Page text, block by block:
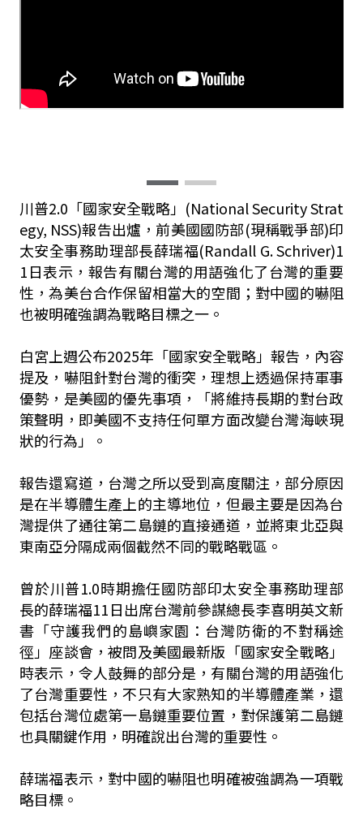
川普2.0「國家安全戰略」(National Security Strat
egy, NSS)報告出爐，前美國國防部(現稱戰爭部)印
太安全事務助理部長薛瑞福(Randall G. Schriver)1
1日表示，報告有關台灣的用語強化了台灣的重要
性，為美台合作保留相當大的空間；對中國的嚇阻
也被明確強調為戰略目標之一。
白宮上週公布2025年「國家安全戰略」報告，內容
提及，嚇阻針對台灣的衝突，理想上透過保持軍事
優勢，是美國的優先事項，「將維持長期的對台政
策聲明，即美國不支持任何單方面改變台灣海峽現
狀的行為」。
報告還寫道，台灣之所以受到高度關注，部分原因
是在半導體生產上的主導地位，但最主要是因為台
灣提供了通往第二島鏈的直接通道，並將東北亞與
東南亞分隔成兩個截然不同的戰略戰區。
曾於川普1.0時期擔任國防部印太安全事務助理部
長的薛瑞福11日出席台灣前參謀總長李喜明英文新
書「守護我們的島嶼家園：台灣防衛的不對稱途
徑」座談會，被問及美國最新版「國家安全戰略」
時表示，令人鼓舞的部分是，有關台灣的用語強化
了台灣重要性，不只有大家熟知的半導體產業，還
包括台灣位處第一島鏈重要位置，對保護第二島鏈
也具關鍵作用，明確說出台灣的重要性。
薛瑞福表示，對中國的嚇阻也明確被強調為一項戰
略目標。